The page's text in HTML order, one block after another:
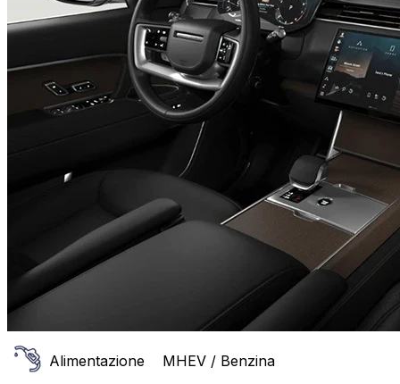
Alimentazione MHEV / Benzina